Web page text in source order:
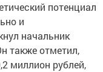
потенциал
и
начальник
также отметил,
миллион рублей,